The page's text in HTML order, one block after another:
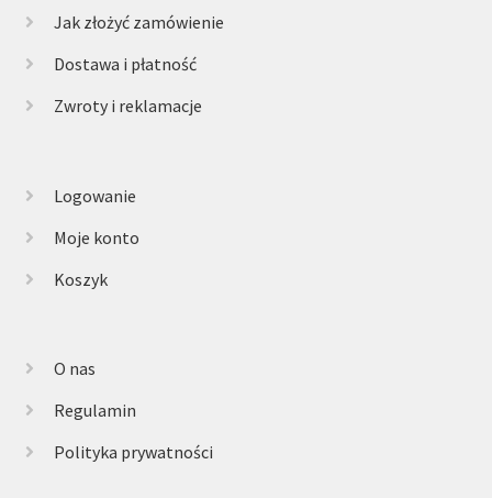
Jak złożyć zamówienie
Dostawa i płatność
Zwroty i reklamacje
Logowanie
Moje konto
Koszyk
O nas
Regulamin
Polityka prywatności